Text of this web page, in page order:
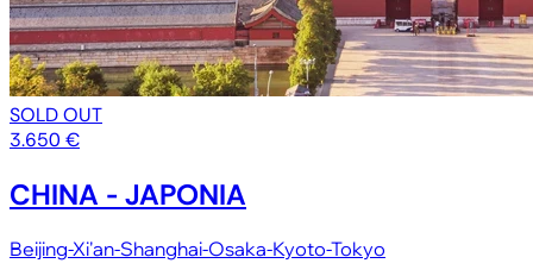
SOLD OUT
3.650 €
CHINA - JAPONIA
Beijing-Xi'an-Shanghai-Osaka-Kyoto-Tokyo